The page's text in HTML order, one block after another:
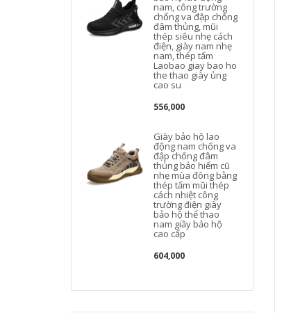
nam, công trường
chống va đập chống
đâm thủng, mũi
thép siêu nhẹ cách
điện, giày nam nhẹ
nam, thép tấm
Laobao giay bao ho
the thao giày ủng
cao su
556,000
Giày bảo hộ lao
động nam chống va
đập chống đâm
thủng bảo hiểm cũ
nhẹ mùa đông bằng
thép tấm mũi thép
cách nhiệt công
trường điện giày
bảo hộ thể thao
nam giầy bảo hộ
cao cấp
604,000